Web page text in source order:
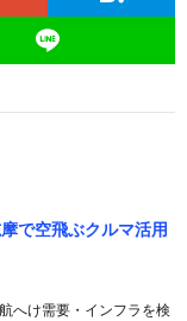
で空飛ぶクルマ活用
へけ需要・インフラを検